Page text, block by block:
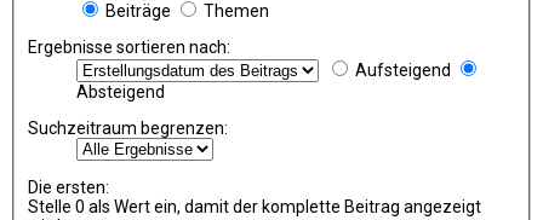
Beiträge
Themen
Ergebnisse sortieren nach:
Aufsteigend
Absteigend
Suchzeitraum begrenzen:
Die ersten:
Stelle 0 als Wert ein, damit der komplette Beitrag angezeigt